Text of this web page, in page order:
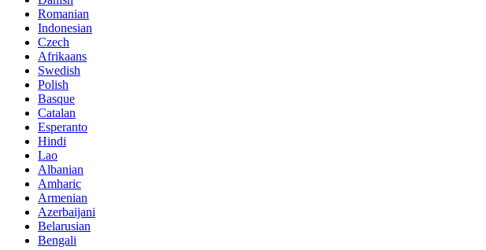
Romanian
Indonesian
Czech
Afrikaans
Swedish
Polish
Basque
Catalan
Esperanto
Hindi
Lao
Albanian
Amharic
Armenian
Azerbaijani
Belarusian
Bengali